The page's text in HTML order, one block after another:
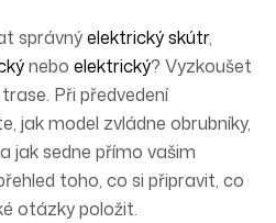
správnýelektrický skútr,
nebo elektrický? Vyzkoušet
Při předvedení
jak model zvládne obrubníky,
jak sedne přímo vašim
toho, co si připravit, co
otázky položit.